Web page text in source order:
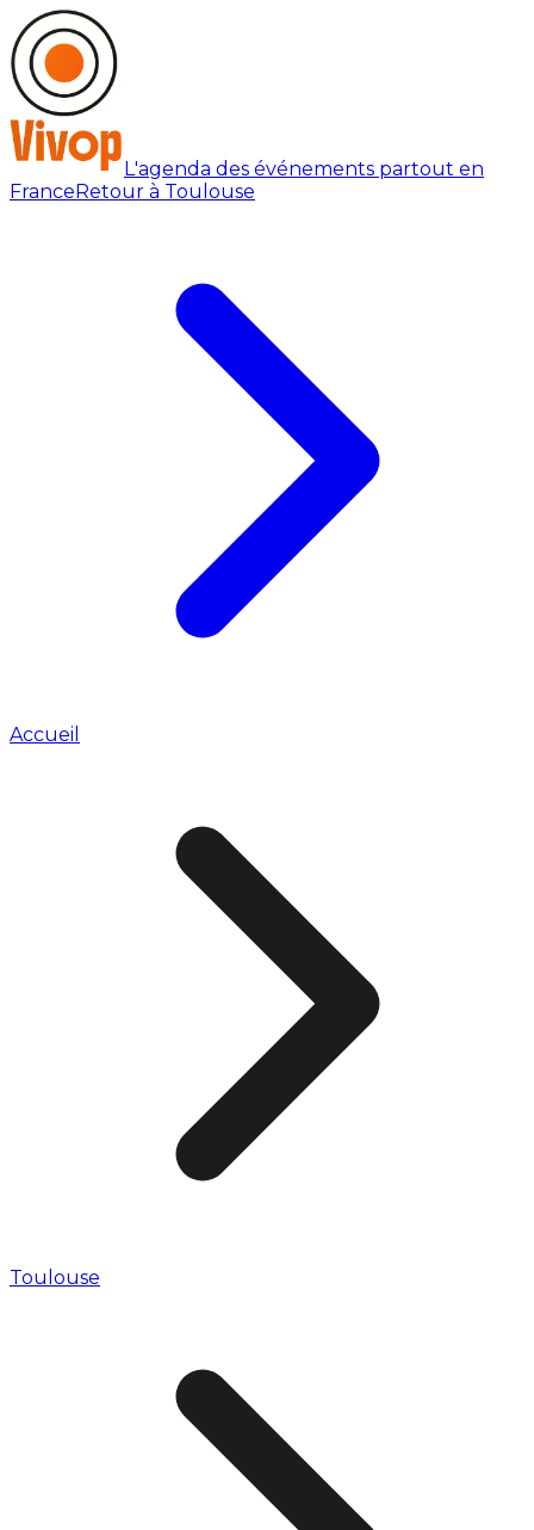
L'agenda des événements partout en
FranceRetour à Toulouse
Accueil
Toulouse